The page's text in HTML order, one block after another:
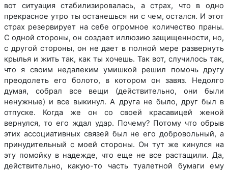
вот ситуация стабилизировалась, а страх, что в одно
прекрасное утро ты останешься ни с чем, остался. И этот
страх резервирует на себе огромное количество праны.
С одной стороны, он создает иллюзию защищенности, но,
с другой стороны, он не дает в полной мере развернуть
крылья и жить так, как ты хочешь. Так вот, случилось так,
что я своим недалеким умишкой решил помочь другу
преодолеть его болото, в котором он завяз. Недолго
думая, собрал все вещи (действительно, они были
ненужные) и все выкинул. А друга не было, друг был в
отпуске. Когда же он со своей красавицей женой
вернулся, то его ждал удар. Почему? Потому что обрыв
этих ассоциативных связей был не его добровольный, а
принудительный с моей стороны. Он тут же кинулся на
эту помойку в надежде, что еще не все растащили. Да,
действительно, какую-то часть туалетной бумаги ему